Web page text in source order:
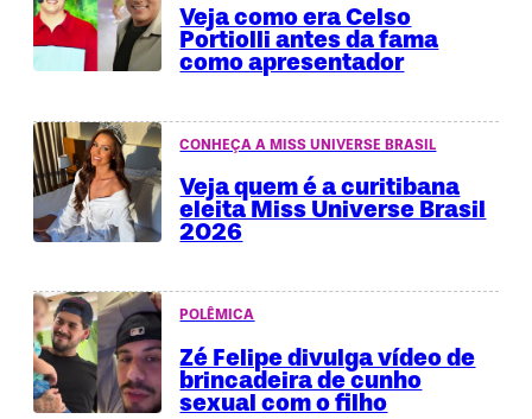
Veja como era Celso
Portiolli antes da fama
como apresentador
CONHEÇA A MISS UNIVERSE BRASIL
Veja quem é a curitibana
eleita Miss Universe Brasil
2026
POLÊMICA
Zé Felipe divulga vídeo de
brincadeira de cunho
sexual com o filho